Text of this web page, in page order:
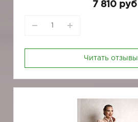
7 810 руб
Читать отзывы